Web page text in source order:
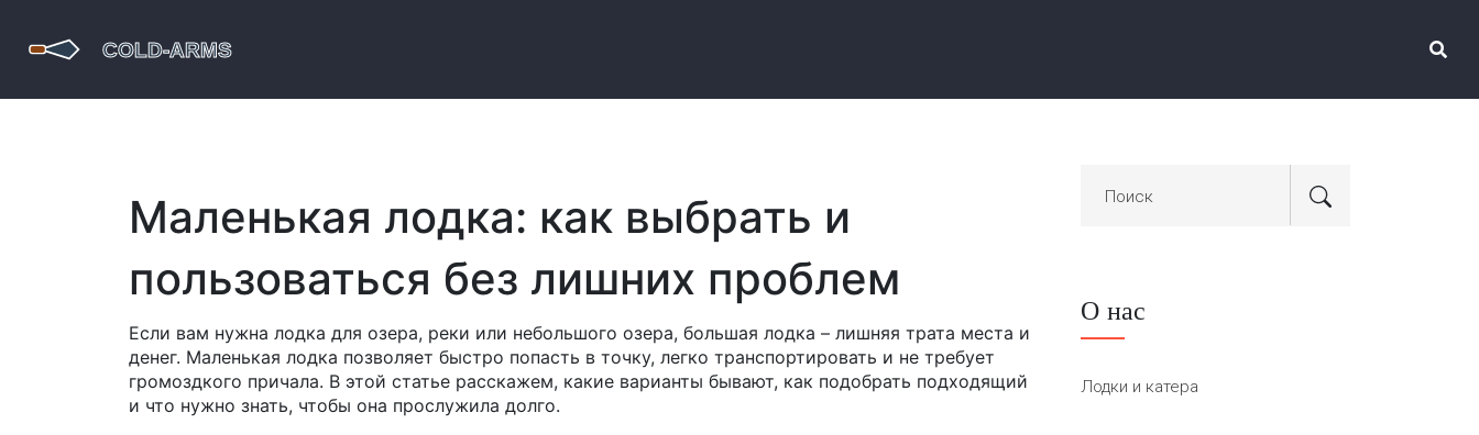
Маленькая лодка: как выбрать и
пользоваться без лишних проблем
Если вам нужна лодка для озера, реки или небольшого озера, большая лодка – лишняя трата места и
денег. Маленькая лодка позволяет быстро попасть в точку, легко транспортировать и не требует
громоздкого причала. В этой статье расскажем, какие варианты бывают, как подобрать подходящий
и что нужно знать, чтобы она прослужила долго.
О нас
Лодки и катера